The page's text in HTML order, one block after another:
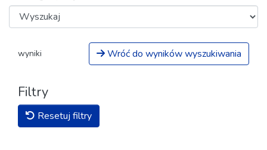
wyniki Wróć do wyników wyszukiwania
Filtry
Resetuj filtry